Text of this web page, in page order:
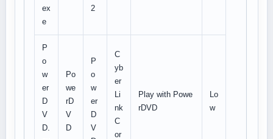
ex
e
2
P
o
w
er
D
V
D.
Po
we
rD
V
D
P
o
w
er
D
V
C
yb
er
Li
nk
C
or
Play with Powe
rDVD
Lo
w